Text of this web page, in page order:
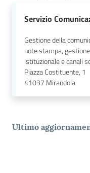
Servizio
Gestione della
note stampa,
istituzionale e canali
Piazza Costituente, 1
41037 Mirandola
Ultimo